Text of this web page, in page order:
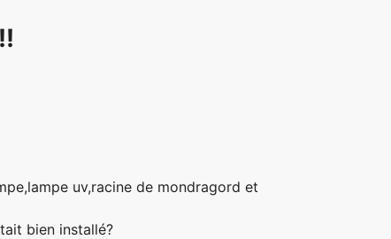
uv,racine de mondragord et
bien installé?